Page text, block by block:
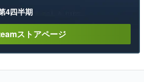
4四半期
ストアページ